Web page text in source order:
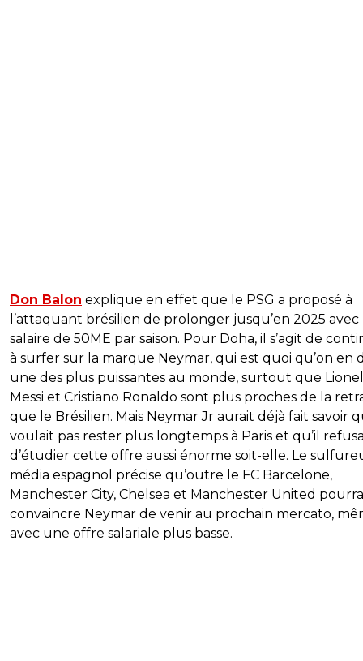
Don Balon explique en effet que le PSG a proposé à
l’attaquant brésilien de prolonger jusqu’en 2025
salaire de 50ME par saison. Pour Doha, il s’agit de
à surfer sur la marque Neymar, qui est quoi qu’on en
une des plus puissantes au monde, surtout que Lionel
Messi et Cristiano Ronaldo sont plus proches de la
que le Brésilien. Mais Neymar Jr aurait déjà fait savoir
voulait pas rester plus longtemps à Paris et qu’il
d’étudier cette offre aussi énorme soit-elle. Le
média espagnol précise qu’outre le FC Barcelone,
Manchester City, Chelsea et Manchester United
convaincre Neymar de venir au prochain mercato,
avec une offre salariale plus basse.